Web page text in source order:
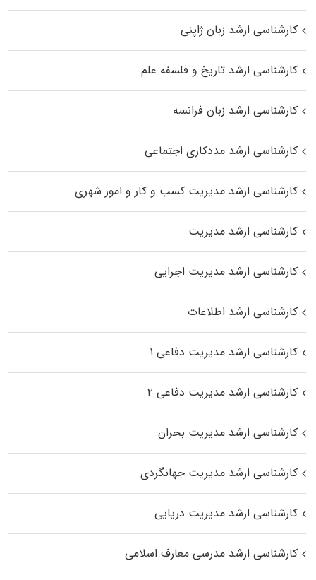
کارشناسی ارشد زبان ژاپنی
کارشناسی ارشد تاریخ و فلسفه علم
کارشناسی ارشد زبان فرانسه
کارشناسی ارشد مددکاری اجتماعی
کارشناسی ارشد مدیریت کسب و کار و امور شهری
کارشناسی ارشد مدیریت
کارشناسی ارشد مدیریت اجرایی
کارشناسی ارشد اطلاعات
کارشناسی ارشد مدیریت دفاعی ۱
کارشناسی ارشد مدیریت دفاعی ۲
کارشناسی ارشد مدیریت بحران
کارشناسی ارشد مدیریت جهانگردی
کارشناسی ارشد مدیریت دریایی
کارشناسی ارشد مدرسی معارف اسلامی